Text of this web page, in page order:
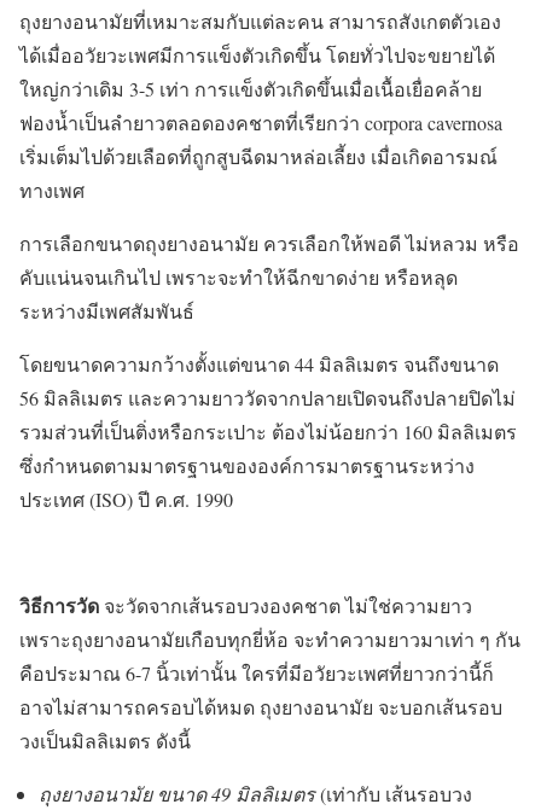
ถุงยางอนามัยที่เหมาะสมกับแต่ละคน สามารถสังเกตตัวเอง
ได้เมื่ออวัยวะเพศมีการแข็งตัวเกิดขึ้น โดยทั่วไปจะขยายได้
ใหญ่กว่าเดิม 3-5 เท่า การแข็งตัวเกิดขึ้นเมื่อเนื้อเยื่อคล้าย
ฟองน้ำเป็นลำยาวตลอดองคชาตที่เรียกว่า corpora cavernosa
เริ่มเต็มไปด้วยเลือดที่ถูกสูบฉีดมาหล่อเลี้ยง เมื่อเกิดอารมณ์
ทางเพศ
การเลือกขนาดถุงยางอนามัย ควรเลือกให้พอดี ไม่หลวม หรือ
คับแน่นจนเกินไป เพราะจะทำให้ฉีกขาดง่าย หรือหลุด
ระหว่างมีเพศสัมพันธ์
โดยขนาดความกว้างตั้งแต่ขนาด 44 มิลลิเมตร จนถึงขนาด
56 มิลลิเมตร และความยาววัดจากปลายเปิดจนถึงปลายปิดไม่
รวมส่วนที่เป็นติ่งหรือกระเปาะ ต้องไม่น้อยกว่า 160 มิลลิเมตร
ซึ่งกำหนดตามมาตรฐานขององค์การมาตรฐานระหว่าง
ประเทศ (ISO) ปี ค.ศ. 1990
วิธีการวัด จะวัดจากเส้นรอบวงองคชาต ไม่ใช่ความยาว
เพราะถุงยางอนามัยเกือบทุกยี่ห้อ จะทำความยาวมาเท่า ๆ กัน
คือประมาณ 6-7 นิ้วเท่านั้น ใครที่มีอวัยวะเพศที่ยาวกว่านี้ก็
อาจไม่สามารถครอบได้หมด ถุงยางอนามัย จะบอกเส้นรอบ
วงเป็นมิลลิเมตร ดังนี้
ถุงยางอนามัย ขนาด 49 มิลลิเมตร(เท่ากับ เส้นรอบวง